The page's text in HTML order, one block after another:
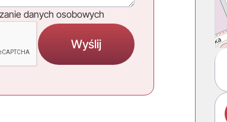
danych osobowych